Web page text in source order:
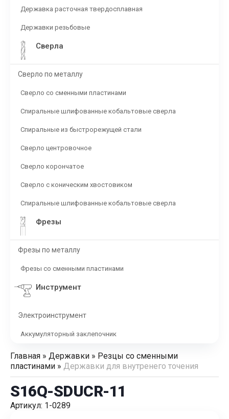
Державка расточная твердосплавная
Державки резьбовые
Сверла
Сверло по металлу
Сверло со сменными пластинами
Спиральные шлифованные кобальтовые сверла
Спиральные из быстрорежущей стали
Сверло центровочное
Сверло корончатое
Сверло с коническим хвостовиком
Спиральные шлифованные кобальтовые сверла
Фрезы
Фрезы по металлу
Фрезы со сменными пластинами
Инструмент
Электроинструмент
Аккумуляторный заклепочник
Главная » Державки » Резцы со сменными
пластинами » Державки для внутренего точения
S16Q-SDUCR-11
Артикул: 1-0289